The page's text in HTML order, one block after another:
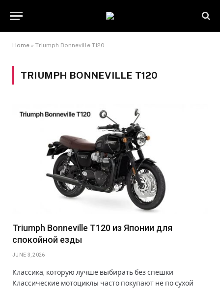
Home » Triumph Bonneville T120
TRIUMPH BONNEVILLE T120
Triumph Bonneville T120 из Японии для
спокойной езды
JUNE 3, 2026
Классика, которую лучше выбирать без спешки
Классические мотоциклы часто покупают не по сухой